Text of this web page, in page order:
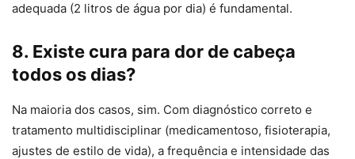
adequada (2 litros de água por dia) é fundamental.
8. Existe cura para dor de cabeça
todos os dias?
Na maioria dos casos, sim. Com diagnóstico correto e
tratamento multidisciplinar (medicamentoso, fisioterapia,
ajustes de estilo de vida), a frequência e intensidade das